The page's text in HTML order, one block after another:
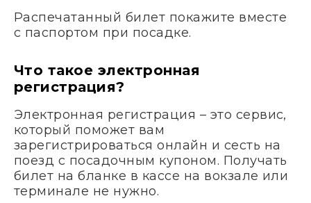
Распечатанный билет покажите вместе
с паспортом при посадке.
Что такое электронная
регистрация?
Электронная регистрация – это сервис,
который поможет вам
зарегистрироваться онлайн и сесть на
поезд с посадочным купоном. Получать
билет на бланке в кассе на вокзале или
терминале не нужно.